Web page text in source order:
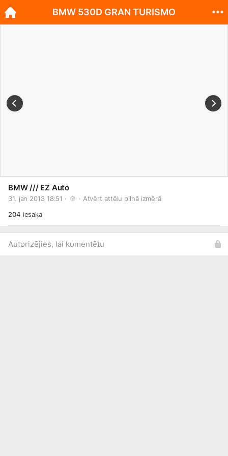
BMW /// EZ Auto
31. jan 2013 18:51 · · Atvērt attēlu pilnā izmērā
204 iesaka
Autorizējies, lai komentētu
BMW 530D GRAN TURISMO